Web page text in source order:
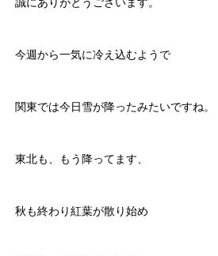
今週から一気に冷え込むようで
関東では今日雪が降ったみたいですね。
東北も、もう降ってます、
秋も終わり紅葉が散り始め